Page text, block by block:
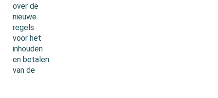
over de
nieuwe
regels
voor het
inhouden
en betalen
van de